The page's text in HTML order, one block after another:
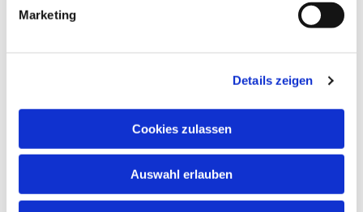
Marketing
Details zeigen
Cookies zulassen
Auswahl erlauben